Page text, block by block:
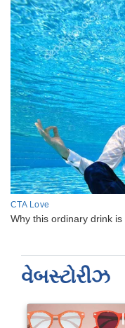
વેબસ્ટોરીઝ